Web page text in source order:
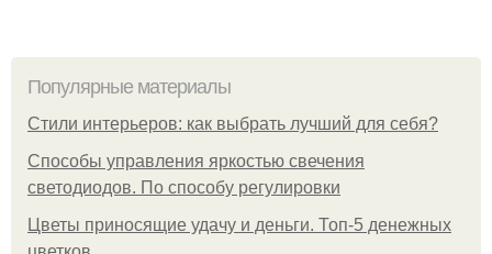
Популярные материалы
Стили интерьеров: как выбрать лучший для себя?
Способы управления яркостью свечения
светодиодов. По способу регулировки
Цветы приносящие удачу и деньги. Топ-5 денежных